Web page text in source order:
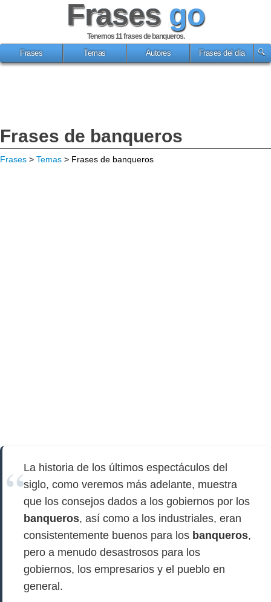
Frases go
Tenemos 11frases de banqueros.
Frases
Temas Autores Frases del día
Frases de banqueros
Frases > Temas > Frases de banqueros
La historia de los últimos espectáculos del
siglo, como veremos más adelante, muestra
que los consejos dados a los gobiernos por los
banqueros, así como a los industriales, eran
consistentemente buenos para los banqueros,
pero a menudo desastrosos para los
gobiernos, los empresarios y el pueblo en
general.